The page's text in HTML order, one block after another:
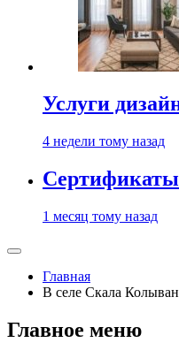
Услуги
4 недели тому назад
Сертификаты
1 месяц тому назад
Главная
В селе Скала
Главное меню